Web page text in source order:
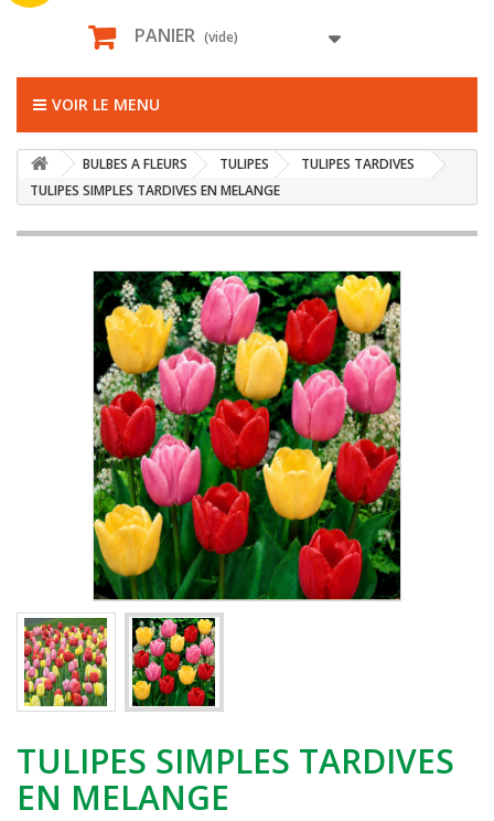
PANIER (vide)
VOIR LE MENU
BULBES A FLEURS TULIPES
TULIPES TARDIVES
TULIPES SIMPLES TARDIVES EN MELANGE
TULIPES SIMPLES TARDIVES
EN MELANGE